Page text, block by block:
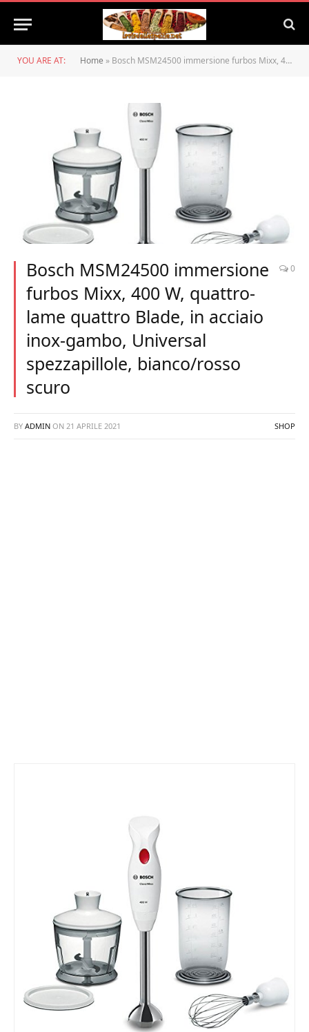
YOU ARE AT: Home » Bosch MSM24500 immersione furbos Mixx, 400 W, quattro-lame quattro Blade, in acciaio inox-gambo, Universal spezzapillole, bianco/rosso scuro
Bosch MSM24500 immersione
furbos Mixx, 400 W, quattro-
lame quattro Blade, in acciaio
inox-gambo, Universal
spezzapillole, bianco/rosso
scuro
0
BY ADMIN ON 21 APRILE 2021 SHOP